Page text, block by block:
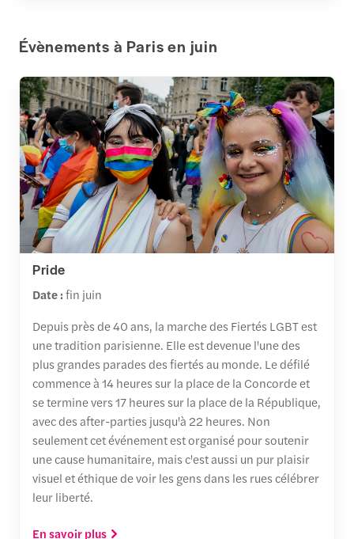
Évènements à Paris en juin
Pride
Date :fin juin
Depuis près de 40 ans, la marche des Fiertés LGBT est
une tradition parisienne. Elle est devenue l'une des
plus grandes parades des fiertés au monde. Le défilé
commence à 14 heures sur la place de la Concorde et
se termine vers 17 heures sur la place de la République,
avec des after-parties jusqu'à 22 heures. Non
seulement cet événement est organisé pour soutenir
une cause humanitaire, mais c'est aussi un pur plaisir
visuel et éthique de voir les gens dans les rues célébrer
leur liberté.
En savoir plus